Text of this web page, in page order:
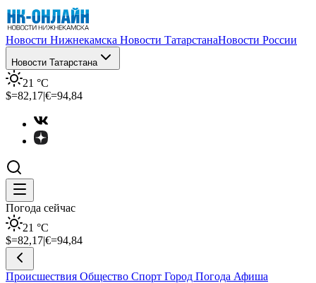
Новости Нижнекамска Новости ТатарстанаНовости России
Новости Татарстана
21 °C
$=82,17|€=94,84
Погода сейчас
21 °C
$=82,17|€=94,84
Происшествия Общество Спорт Город Погода Афиша